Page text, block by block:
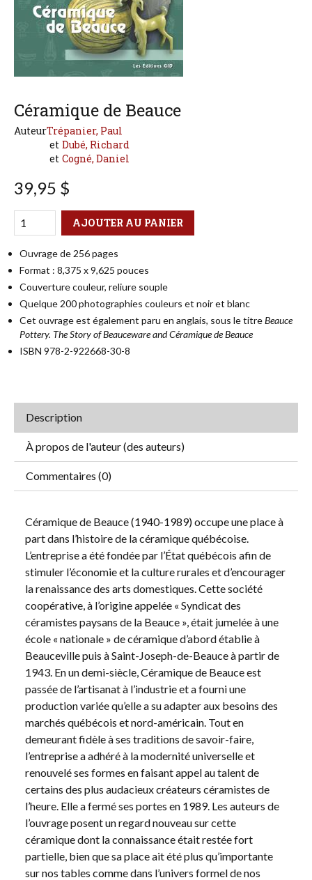
Céramique de Beauce
AuteurTrépanier, Paul
Dubé, Richard
Cogné, Daniel
39,95 $
Qté
Format AJOUTER AU PANIER
Ouvrage de 256 pages
Format : 8,375 x 9,625 pouces
Couverture couleur, reliure souple
Quelque 200 photographies couleurs et noir et blanc
Cet ouvrage est également paru en anglais, sous le titreBeauce
Pottery. The Story of Beauceware and Céramique de Beauce
ISBN 978-2-922668-30-8
Description
À propos de l'auteur (des auteurs)
Commentaires (0)
Céramique de Beauce (1940-1989) occupe une place à
part dans l’histoire de la céramique québécoise.
L’entreprise a été fondée par l’État québécois afin de
stimuler l’économie et la culture rurales et d’encourager
la renaissance des arts domestiques. Cette société
coopérative, à l’origine appelée « Syndicat des
céramistes paysans de la Beauce », était jumelée à une
école « nationale » de céramique d’abord établie à
Beauceville puis à Saint-Joseph-de-Beauce à partir de
1943. En un demi-siècle, Céramique de Beauce est
passée de l’artisanat à l’industrie et a fourni une
production variée qu’elle a su adapter aux besoins des
marchés québécois et nord-américain. Tout en
demeurant fidèle à ses traditions de savoir-faire,
l’entreprise a adhéré à la modernité universelle et
renouvelé ses formes en faisant appel au talent de
certains des plus audacieux créateurs céramistes de
l’heure. Elle a fermé ses portes en 1989. Les auteurs de
l’ouvrage posent un regard nouveau sur cette
céramique dont la connaissance était restée fort
partielle, bien que sa place ait été plus qu’importante
sur nos tables comme dans l’univers formel de nos